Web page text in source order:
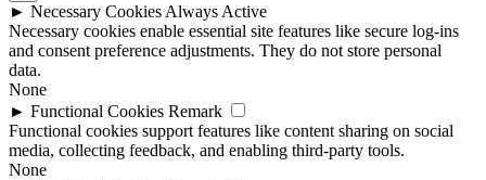
► Necessary Cookies Always Active
Necessary cookies enable essential site features like secure log-ins
and consent preference adjustments. They do not store personal
data.
None
► Functional Cookies Remark
Functional cookies support features like content sharing on social
media, collecting feedback, and enabling third-party tools.
None